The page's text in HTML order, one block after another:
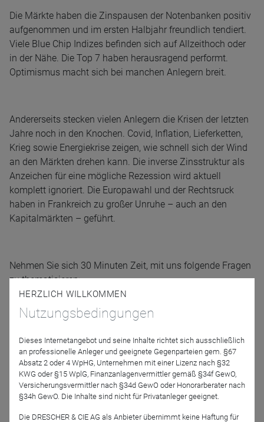
Die Märkte haben die Zinspausen der Notenbanken positiv
aufgenommen und im ersten Halbjahr freundlich tendiert.
Viele Blue Chip Indizes befinden sich auf Allzeithoch oder
in der Nähe. Die Top 7 haben herausragend performt.
Optimismus macht sich bei manchen Anlegern breit.
Andererseits stecken vielen Anlegern die Krisen der letzten
Jahre noch in den Knochen. Covid, Inflation, Lieferketten,
Krieg sowie Energiekrise zeigen, wie schnell sich der Wind
an den Märkten drehen kann. Die inverse Zinsstruktur als
Anzeichen für eine mögliche Rezession wird aktuell
komplett ignoriert. Die Europawahl und der Rechtsruck
haben in Frankreich zu großer Unruhe – auch an den
Kapitalmärkten – geführt.
Nehmen Sie sich 30 Minuten Zeit, mit uns folgende Fragen
zu thematisieren:
geschlagen?
2. Wie ist der „Flex“ aktuell positioniert?
3. Wie ist der Ausblick auf die kommenden Monate?
HERZLICH WILLKOMMEN
Nutzungsbedingungen
Dieses Internetangebot und seine Inhalte richtet sich ausschließlich
an professionelle Anleger und geeignete Gegenparteien gem. §67
Absatz 2 oder 4 WpHG, Unternehmen mit einer Lizenz nach §32
KWG oder §15 WplG, Finanzanlagenvermittler gemäß §34f GewO,
Versicherungsvermittler nach §34d GewO oder Honorarberater nach
§34h GewO. Die Inhalte sind nicht für Privatanleger geeignet.
Die DRESCHER & CIE AG als Anbieter übernimmt keine Haftung für